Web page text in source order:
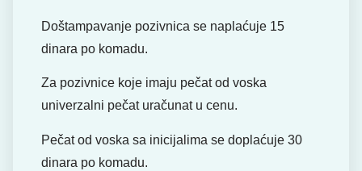
Doštampavanje pozivnica se naplaćuje 15
dinara po komadu.
Za pozivnice koje imaju pečat od voska
univerzalni pečat uračunat u cenu.
Pečat od voska sa inicijalima se doplaćuje 30
dinara po komadu.